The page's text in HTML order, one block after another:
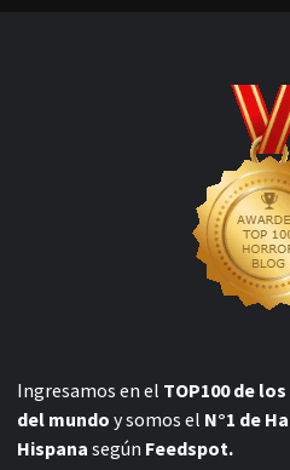
Ingresamos en el TOP100 de
del mundo y somos el N°1 de
Hispana según Feedspot.